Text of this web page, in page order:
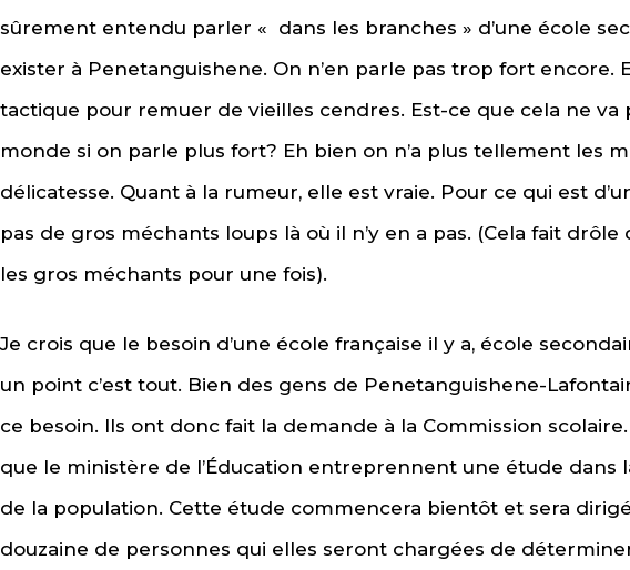
sûrement entendu parler « dans les branches » d’une école
exister à Penetanguishene. On n’en parle pas trop fort encore.
tactique pour remuer de vieilles cendres. Est-ce que cela ne
monde si on parle plus fort? Eh bien on n’a plus tellement les
délicatesse. Quant à la rumeur, elle est vraie. Pour ce qui est
pas de gros méchants loups là où il n’y en a pas. (Cela fait
les gros méchants pour une fois).
Je crois que le besoin d’une école française il y a, école
un point c’est tout. Bien des gens de Penetanguishene-
ce besoin. Ils ont donc fait la demande à la Commission
que le ministère de l’Éducation entreprennent une étude dans
de la population. Cette étude commencera bientôt et sera
douzaine de personnes qui elles seront chargées de